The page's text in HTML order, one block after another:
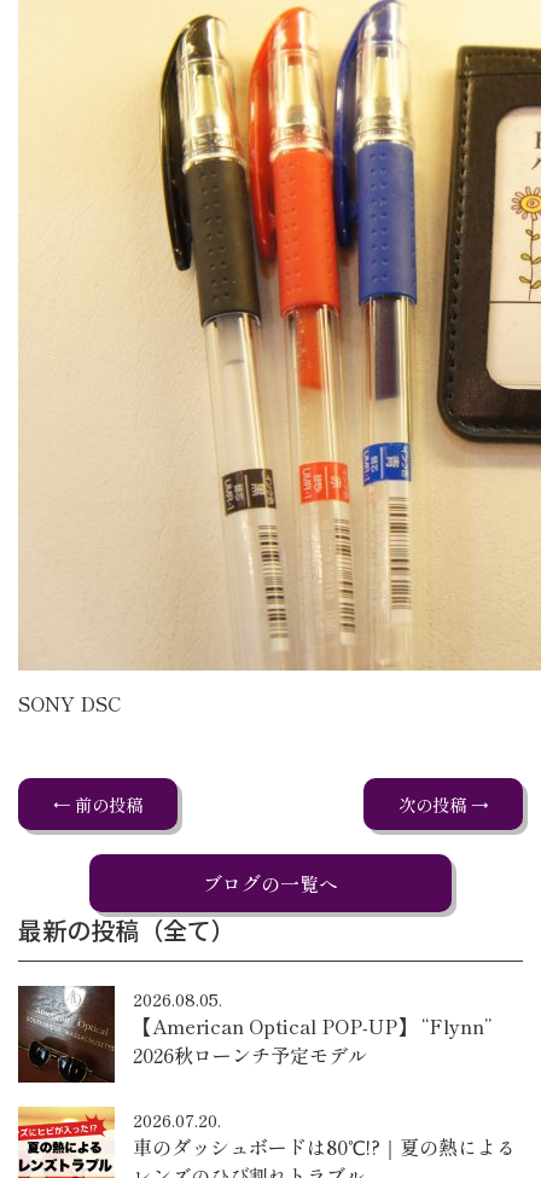
SONY DSC
← 前の投稿 次の投稿 →
ブログの一覧へ
最新の投稿（全て）
2026.08.05.
【American Optical POP-UP】 “Flynn”
2026秋ローンチ予定モデル
2026.07.20.
車のダッシュボードは80℃!?｜夏の熱による